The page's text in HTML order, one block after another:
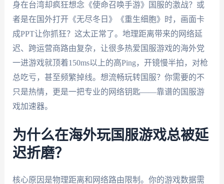
身在台湾却疯狂想念《使命召唤手游》国服的激战？或
者是在国外打开《无尽冬日》《重生细胞》时，画面卡
成PPT让你抓狂？这太正常了。地理距离带来的网络延
迟、跨运营商路由复杂，让很多热爱国服游戏的海外党
一进游戏就顶着150ms以上的高Ping，开镜慢半拍，对枪
总吃亏，甚至频繁掉线。想流畅玩转国服？你需要的不
只是热情，更是一把专业的网络钥匙——靠谱的国服游
戏加速器。
为什么在海外玩国服游戏总被延
迟折磨？
核心原因是物理距离和网络路由限制。你的游戏数据需